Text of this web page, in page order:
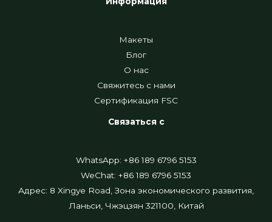
Макеты
Блог
О нас
Свяжитесь с нами
Сертификация FSC
Связаться с
WhatsApp: +86 189 6796 5153
WeChat: +86 189 6796 5153
Адрес: 8 Xingye Road, Зона экономического развития,
Ланьси, Чжэцзян 321100, Китай